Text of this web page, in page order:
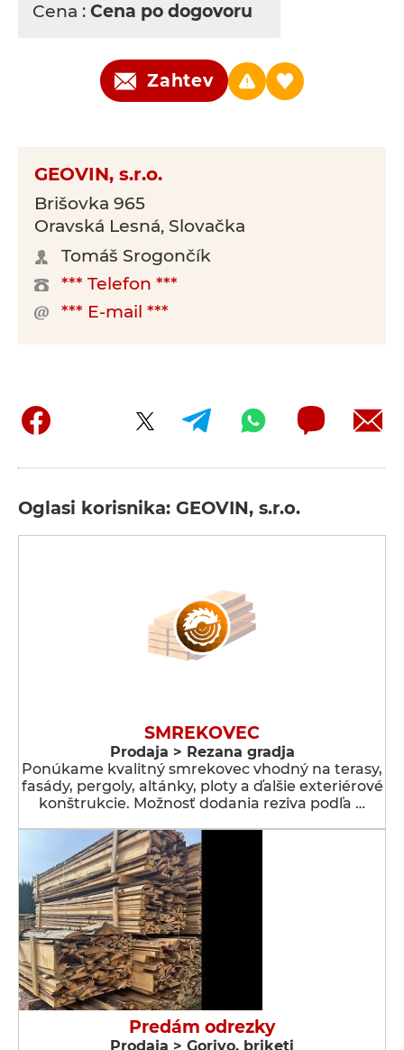
Cena : Cena po dogovoru
Zahtev
GEOVIN, s.r.o.
Brišovka 965
Oravská Lesná, Slovačka
Tomáš Srogončík
*** Telefon ***
*** E-mail ***
Oglasi korisnika: GEOVIN, s.r.o.
SMREKOVEC
Prodaja > Rezana gradja
Ponúkame kvalitný smrekovec vhodný na terasy,
fasády, pergoly, altánky, ploty a ďalšie exteriérové
konštrukcie. Možnosť dodania reziva podľa …
Predám odrezky
Prodaja > Gorivo, briketi